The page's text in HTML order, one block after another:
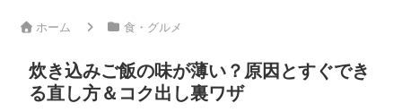
ホーム 食・グルメ
炊き込みご飯の味が薄い？原因とすぐでき
る直し方＆コク出し裏ワザ